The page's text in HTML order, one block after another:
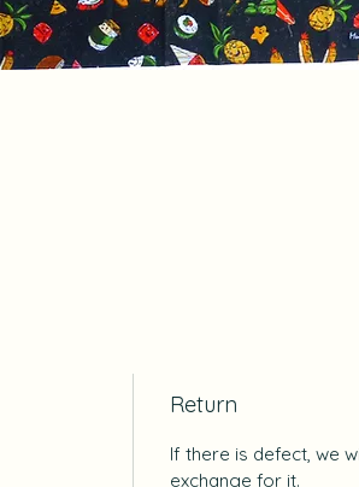
Return
If there is defect, we
exchange for it.